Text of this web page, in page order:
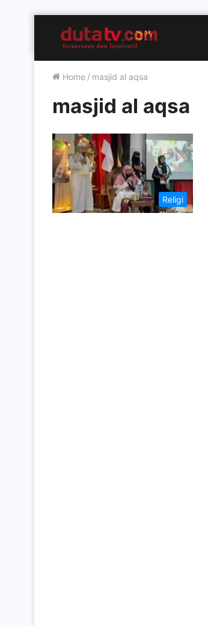
Home / masjid al aqsa
masjid al aqsa
Religi